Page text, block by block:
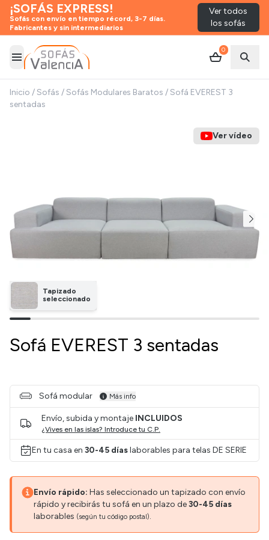
¡SOFÁS EXPRESS!
Sofás con envío en tiempo récord, 3-7 días.
Fabricantes y sin intermediarios
Ver todos
los sofás
Abrir menú
0
Inicio / Sofás / Sofás Modulares Baratos / Sofá EVEREST 3
sentadas
Tapizado
seleccionado
Ver vídeo
Sofá EVEREST 3 sentadas
Sofá modular Más info
Envío, subida y montaje INCLUIDOS
¿Vives en las islas? Introduce tu C.P.
En tu casa en 30-45 díaslaborables para telas DE SERIE
Envío rápido: Has seleccionado un tapizado con envío
rápido y recibirás tu sofá en un plazo de30-45 días
laborables (según tu código postal).